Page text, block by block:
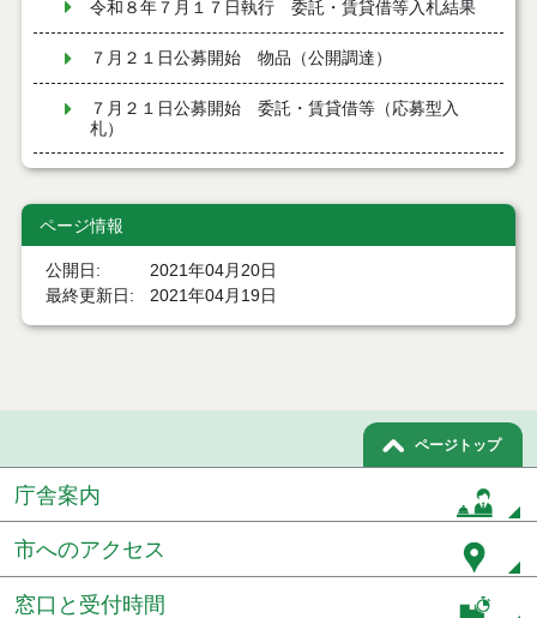
令和８年７月１７日執行 委託・賃貸借等入札結果
７月２１日公募開始 物品（公開調達）
７月２１日公募開始 委託・賃貸借等（応募型入
札）
７月２１日公募開始 物品（応募型入札）
７月２１日公告開始 建設工事（条件付一般競争入
札）（電子入札）
７月２１日公告開始 建設コンサルタント等（条件
令和８年７月１５日執行 委託・賃貸借等見積徴取
７月１４日公告開始 建設コンサルタント等（条件
付一般競争入札）（電子入札）
７月１４日公告開始 建設工事（条件付一般競争入
札）（電子入札）
ページ情報
公開日
2021年04月20日
最終更新日
2021年04月19日
ページトップ
庁舎案内
市へのアクセス
窓口と受付時間